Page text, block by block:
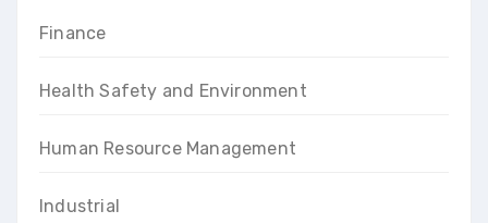
Finance
Health Safety and Environment
Human Resource Management
Industrial